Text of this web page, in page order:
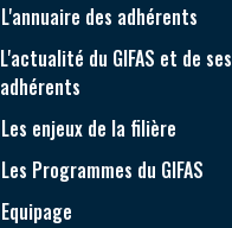
L'annuaire des adhérents
L'actualité du GIFAS et de ses
adhérents
Les enjeux de la filière
Les Programmes du GIFAS
Equipage